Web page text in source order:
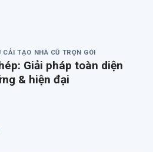
CẢI TẠO NHÀ CŨ TRỌN GÓI
Giải pháp toàn diện
& hiện đại